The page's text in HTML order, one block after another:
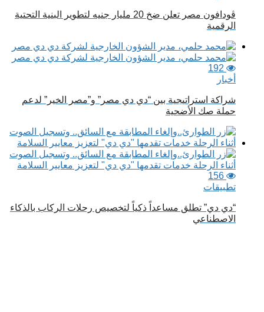
ڤودافون مصر تعلن ضخ 20 مليار جنيه لتطوير البنية التحتية
الرقمية
192
أخبار
شراكة استراتيجية بين “دي دي مصر” و”مصر الخير” لدعم
حملة صك الأضحية
156
تطبيقات
“دي دي” تطلق مساعداً ذكياً لتخصيص رحلات الركاب بالذكاء
الاصطناعي